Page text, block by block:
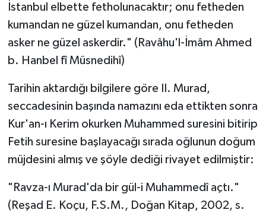
İstanbul elbette fetholunacaktır; onu fetheden
kumandan ne güzel kumandan, onu fetheden
asker ne güzel askerdir." (Ravâhu'l-İmâm Ahmed
b. Hanbel fî Müsnedihî)
Tarihin aktardığı bilgilere göre II. Murad,
seccadesinin başında namazını eda ettikten sonra
Kur'an-ı Kerim okurken Muhammed suresini bitirip
Fetih suresine başlayacağı sırada oğlunun doğum
müjdesini almış ve şöyle dediği rivayet edilmiştir:
"Ravza-ı Murad'da bir gül-i Muhammedî açtı."
(Reşad E. Koçu, F.S.M., Doğan Kitap, 2002, s.